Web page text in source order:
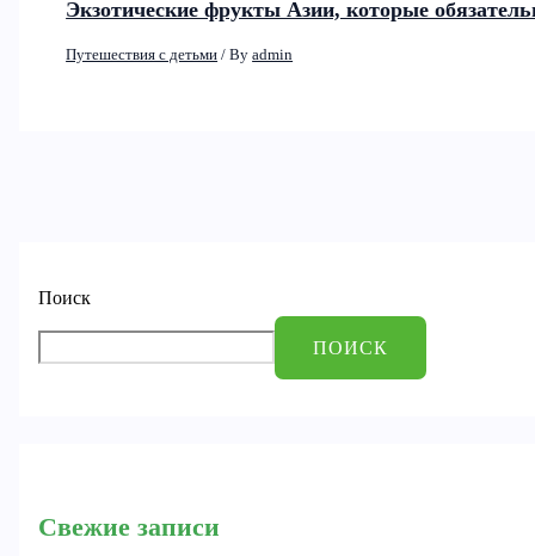
Поиск
ПОИСК
Свежие записи
Экзотические фрукты Азии, которые
Путешествия с детьми / Byadmin